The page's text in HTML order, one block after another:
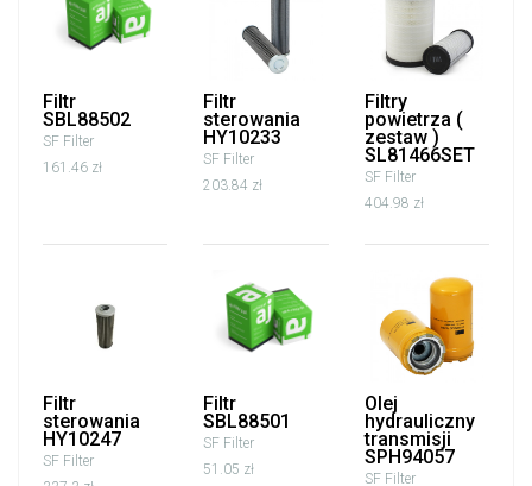
Filtr
SBL88502
SF Filter
161.46 zł
Filtr
sterowania
HY10233
SF Filter
203.84 zł
Filtry
powietrza (
zestaw )
SL81466SET
SF Filter
404.98 zł
Filtr
sterowania
HY10247
SF Filter
Filtr
SBL88501
SF Filter
51.05 zł
Olej
hydrauliczny
transmisji
SPH94057
SF Filter